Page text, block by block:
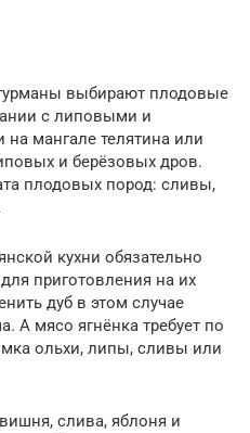
выбирают плодовые
с липовыми и
мангале телятина или
и берёзовых дров.
плодовых пород: сливы,
кухни обязательно
приготовления на их
дуб в этом случае
А мясо ягнёнка требует по
ольхи, липы, сливы или
слива, яблоня и